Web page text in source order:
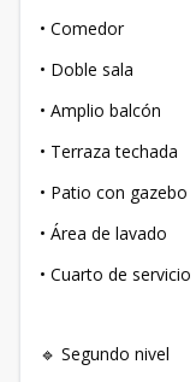
• Comedor
• Doble sala
• Amplio balcón
• Terraza techada
• Patio con gazebo
• Área de lavado
• Cuarto de servicio
🔹 Segundo nivel